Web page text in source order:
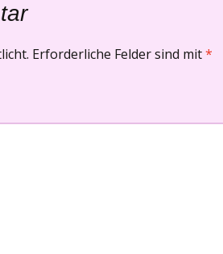
Erforderliche Felder sind mit*